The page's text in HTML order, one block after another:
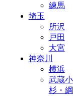
練馬
埼玉
所沢
戸田
大宮
神奈川
横浜
武蔵小
杉・綱